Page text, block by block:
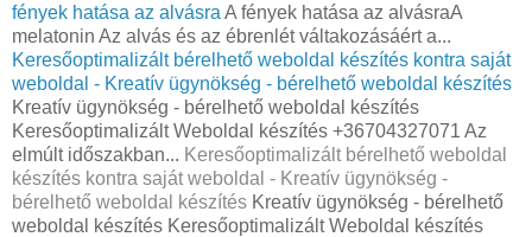
fények hatása az alvásra A fények hatása az alvásraA
melatonin Az alvás és az ébrenlét váltakozásáért a...
Keresőoptimalizált bérelhető weboldal készítés kontra saját
weboldal - Kreatív ügynökség - bérelhető weboldal készítés
Kreatív ügynökség - bérelhető weboldal készítés
Keresőoptimalizált Weboldal készítés +36704327071 Az
elmúlt időszakban... Keresőoptimalizált bérelhető weboldal
készítés kontra saját weboldal - Kreatív ügynökség -
bérelhető weboldal készítés Kreatív ügynökség - bérelhető
weboldal készítés Keresőoptimalizált Weboldal készítés